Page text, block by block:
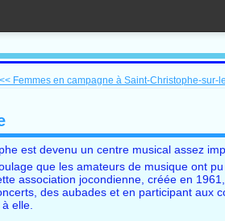
<< Femmes en campagne à Saint-Christophe-sur-
est devenu un centre musical assez
que les amateurs de musique ont
association jocondienne, créée en
des aubades et en participant aux
elle.